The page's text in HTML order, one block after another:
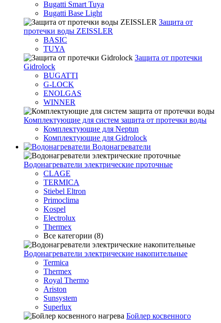
Bugatti Smart Tuya
Bugatti Base Light
Защита от
протечки воды ZEISSLER
BASIC
TUYA
Защита от протечки
Gidrolock
BUGATTI
G-LOCK
ENOLGAS
WINNER
Комплектующие для систем защита от протечки воды
Комплектующие для Neptun
Комплектующие для Gidrolock
Водонагреватели
Водонагреватeли электрические проточные
CLAGE
TERMICA
Stiebel Eltron
Primoclima
Kospel
Electrolux
Thermex
Все категории (8)
Водонагреватели электрические накопительные
Termica
Thermex
Royal Thermo
Ariston
Sunsystem
Superlux
Бойлер косвенного